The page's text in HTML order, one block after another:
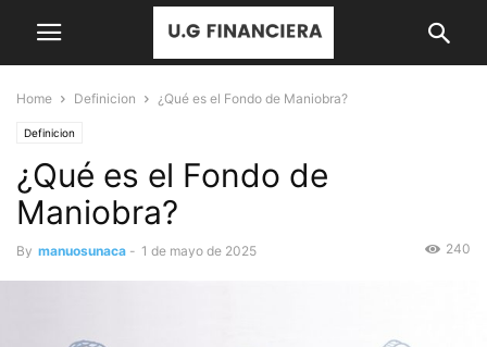
Home Definicion ¿Qué es el Fondo de Maniobra?
Definicion
¿Qué es el Fondo de
Maniobra?
By manuosunaca - 1 de mayo de 2025 240